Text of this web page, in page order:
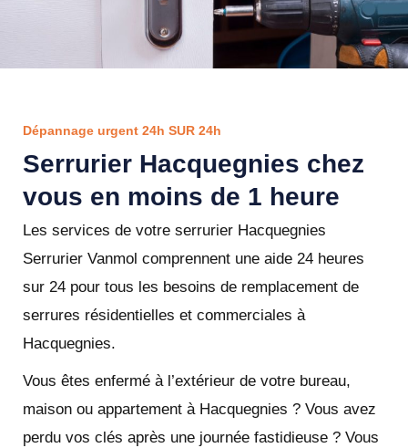
Dépannage urgent 24h SUR 24h
Serrurier Hacquegnies chez
vous en moins de 1 heure
Les services de votre serrurier Hacquegnies
Serrurier Vanmol comprennent une aide 24 heures
sur 24 pour tous les besoins de remplacement de
serrures résidentielles et commerciales à
Hacquegnies.
Vous êtes enfermé à l’extérieur de votre bureau,
maison ou appartement à Hacquegnies ? Vous avez
perdu vos clés après une journée fastidieuse ? Vous